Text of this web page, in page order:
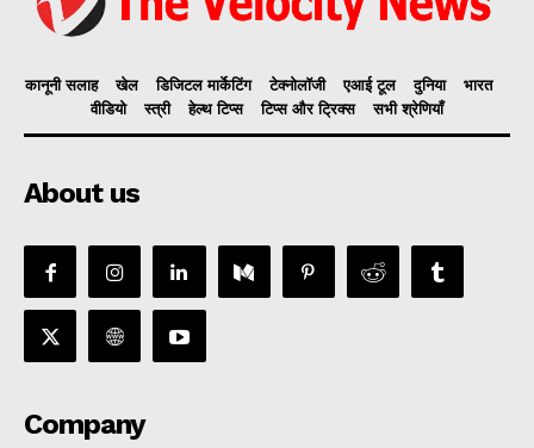
कानूनी सलाह खेल डिजिटल मार्केटिंग टेक्नोलॉजी एआई टूल दुनिया
भारत
वीडियो
स्त्री हेल्थ टिप्स टिप्स और ट्रिक्स सभी श्रेणियाँ
About us
Company